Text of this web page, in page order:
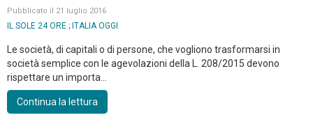
Pubblicato il 21 luglio 2016
IL SOLE 24 ORE ; ITALIA OGGI
Le società, di capitali o di persone, che vogliono trasformarsi in
società semplice con le agevolazioni della L. 208/2015 devono
rispettare un importa...
Continua la lettura